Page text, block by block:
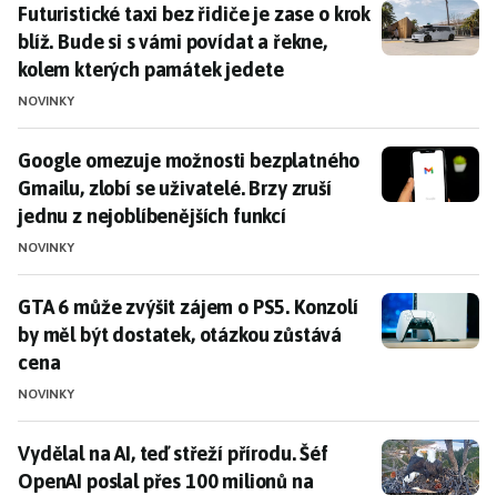
Futuristické taxi bez řidiče je zase o krok blíž. Bude
Futuristické taxi bez řidiče je zase o krok
blíž. Bude si s vámi povídat a řekne,
kolem kterých památek jedete
NOVINKY
Google omezuje možnosti bezplatného Gmailu,
Google omezuje možnosti bezplatného
Gmailu, zlobí se uživatelé. Brzy zruší
jednu z nejoblíbenějších funkcí
NOVINKY
GTA 6 může zvýšit zájem o PS5. Konzolí by měl být
GTA 6 může zvýšit zájem o PS5. Konzolí
by měl být dostatek, otázkou zůstává
cena
NOVINKY
Vydělal na AI, teď střeží přírodu. Šéf OpenAI poslal
Vydělal na AI, teď střeží přírodu. Šéf
OpenAI poslal přes 100 milionů na